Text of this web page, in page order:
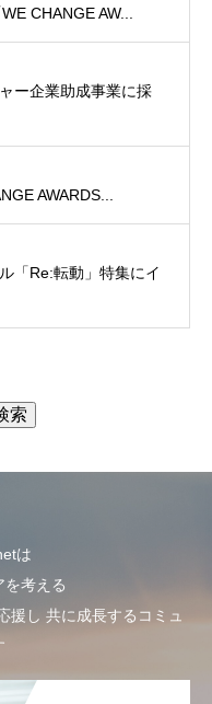
CHANGE AW...
ー企業助成事業に採
AWARDS...
「Re:転動」特集にイ
索
は
を考える
援し 共に成長するコミュ